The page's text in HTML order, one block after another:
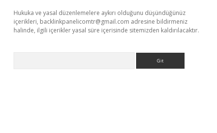
Hukuka ve yasal düzenlemelere aykırı olduğunu düşündüğünüz
içerikleri, backlinkpanelicomtr@gmail.com adresine bildirmeniz
halinde, ilgili içerikler yasal süre içerisinde sitemizden kaldırılacaktır.